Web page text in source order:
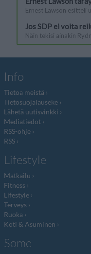
Info
Tietoa meistä
Tietosuojalauseke
Lähetä uutisvinkki
Mediatiedot
RSS-ohje
RSS
Lifestyle
Matkailu
Fitness
Lifestyle
Terveys
Ruoka
Koti & Asuminen
Some